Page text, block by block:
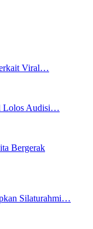
Viral…
Lolos Audisi…
Bergerak
Silaturahmi…